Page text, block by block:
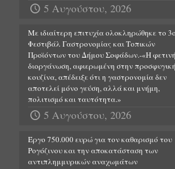
5 Αυγούστου, 2026
Με ιδιαίτερη επιτυχία ολοκληρώθηκε το 3ο
Φεστιβάλ Γαστρονομίας και Τοπικών
Προϊόντων του Δήμου Σοφάδων.-«Η φετινή
διοργάνωση, αφιερωμένη στην προσφυγική
κουζίνα, απέδειξε ότι η γαστρονομία δεν
αποτελεί μόνο γεύση, αλλά και μνήμη,
πολιτισμό και ταυτότητα.»
5 Αυγούστου, 2026
Έργο 750.000 ευρώ για τον καθαρισμό του
Ρογόζινου και την αποκατάσταση των
αντιπλημμυρικών αναχωμάτων